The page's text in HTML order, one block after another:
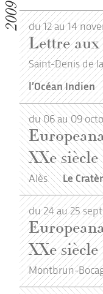
2009 du 12 au 14
Lettre aux
Saint-Denis de
l’Océan Indien
du 06 au 09
XXe siècle
Alès Le
du 24 au 25
XXe siècle
Montbrun-